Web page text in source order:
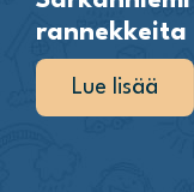
rannekkeita
Lue lisää